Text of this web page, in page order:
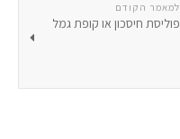
למאמר הקודם
פוליסת חיסכון או קופת גמל